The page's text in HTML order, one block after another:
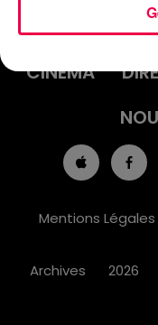
AGENDA
CINÉMA
Mentions Légales
Archives 2026